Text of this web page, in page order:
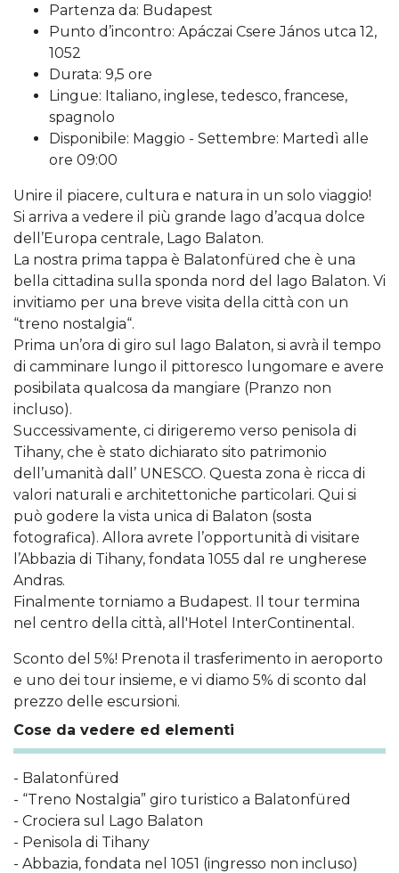
Partenza da: Budapest
Punto d’incontro: Apáczai Csere János utca 12,
1052
Durata: 9,5 ore
Lingue: Italiano, inglese, tedesco, francese,
spagnolo
Disponibile: Maggio - Settembre: Martedì alle
ore 09:00
Unire il piacere, cultura e natura in un solo viaggio!
Si arriva a vedere il più grande lago d’acqua dolce
dell’Europa centrale, Lago Balaton.
La nostra prima tappa è Balatonfüred che è una
bella cittadina sulla sponda nord del lago Balaton. Vi
invitiamo per una breve visita della città con un
“treno nostalgia“.
Prima un’ora di giro sul lago Balaton, si avrà il tempo
di camminare lungo il pittoresco lungomare e avere
posibilata qualcosa da mangiare (Pranzo non
incluso).
Successivamente, ci dirigeremo verso penisola di
Tihany, che è stato dichiarato sito patrimonio
dell’umanità dall’ UNESCO. Questa zona è ricca di
valori naturali e architettoniche particolari. Qui si
può godere la vista unica di Balaton (sosta
fotografica). Allora avrete l’opportunità di visitare
l’Abbazia di Tihany, fondata 1055 dal re ungherese
Andras.
Finalmente torniamo a Budapest. Il tour termina
nel centro della città, all'Hotel InterContinental.
Sconto del 5%! Prenota il trasferimento in aeroporto
e uno dei tour insieme, e vi diamo 5% di sconto dal
prezzo delle escursioni.
Cose da vedere ed elementi
- Balatonfüred
- “Treno Nostalgia” giro turistico a Balatonfüred
- Crociera sul Lago Balaton
- Penisola di Tihany
- Abbazia, fondata nel 1051 (ingresso non incluso)